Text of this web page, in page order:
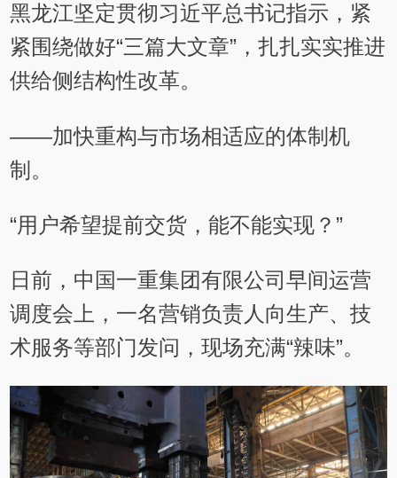
黑龙江坚定贯彻习近平总书记指示，紧
紧围绕做好“三篇大文章”，扎扎实实推进
供给侧结构性改革。
——加快重构与市场相适应的体制机
制。
“用户希望提前交货，能不能实现？”
日前，中国一重集团有限公司早间运营
调度会上，一名营销负责人向生产、技
术服务等部门发问，现场充满“辣味”。